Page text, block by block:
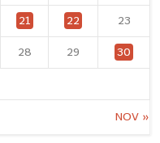
NOV »
21 22 23
28 29 30